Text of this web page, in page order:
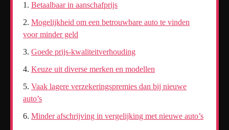
Betaalbaar in aanschafprijs
Mogelijkheid om een betrouwbare auto te vinden
voor minder geld
Goede prijs-kwaliteitverhouding
Keuze uit diverse merken en modellen
Vaak lagere verzekeringspremies dan bij nieuwe
auto’s
Minder afschrijving in vergelijking met nieuwe auto’s